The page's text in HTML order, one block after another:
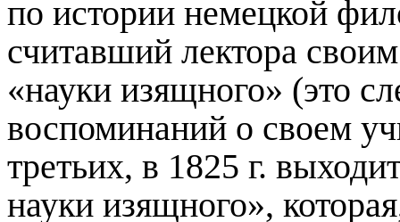
по истории немецкой
считавший лектора
«науки изящного» (это
воспоминаний о своем
третьих, в 1825 г.
науки изящного»,